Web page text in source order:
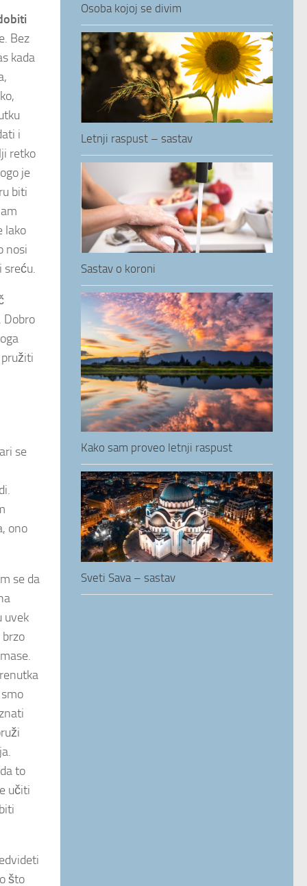
Bez
kada
i
retko
je
biti
lako
nosi
sreću.
Dobro
se
ono
se da
uvek
to
učiti
što
Osoba kojoj se divim
Letnji raspust – sastav
Sastav o koroni
Kako sam proveo letnji raspust
Sveti Sava – sastav